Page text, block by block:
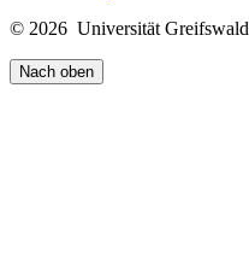
© 2026 Universität Greifswald
Nach oben